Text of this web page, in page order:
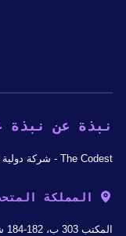
نبذة عن نبذة
The Codest - شركة دولية لتطوير البرمجيات لها مراكز تقنية في بولندا
المملكة
المكتب 303 ب، 182-184 شارع هاي ستريت نورث إي 6 هـ 2 ياء